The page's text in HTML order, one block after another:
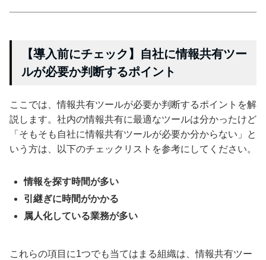
【導入前にチェック】自社に情報共有ツー
ルが必要か判断するポイント
ここでは、情報共有ツールが必要か判断するポイントを解
説します。社内の情報共有に最適なツールは分かったけど
「そもそも自社に情報共有ツールが必要か分からない」と
いう方は、以下のチェックリストを参考にしてください。
情報を探す時間が多い
引継ぎに時間がかかる
属人化している業務が多い
これらの項目に1つでも当てはまる組織は、情報共有ツー